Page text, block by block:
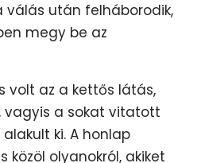
után felháborodik,
megy be az
volt az a kettős látás,
vagyis a sokat vitatott
ki. A honlap
közöl olyanokról, akiket